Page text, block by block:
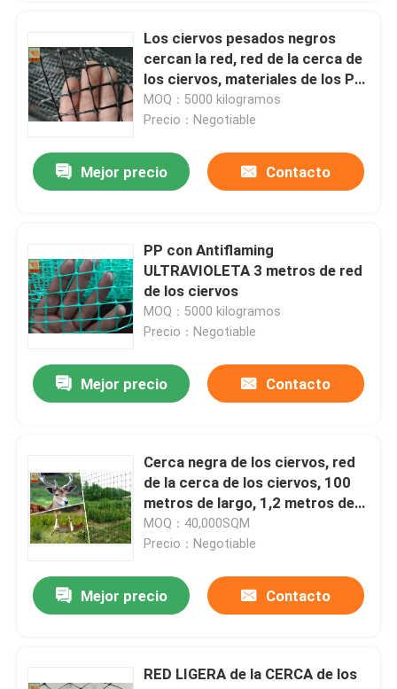
red de la malla del jardín
Red agrícola
Red de la acuicultura
Red plástica de la construcción
Red plástica de las aves de corral
red de la cerca de los ciervos
Los ciervos pesados negros
cercan la red, red de la cerca de
los ciervos, materiales de los PP
con ULTRAVIOLETA, 130GSM,
2,1 metros de alto
MOQ：5000 kilogramos
Precio：Negotiable
Mejor precio Contacto
PP con Antiflaming
ULTRAVIOLETA 3 metros de red
de los ciervos
MOQ：5000 kilogramos
Precio：Negotiable
Mejor precio Contacto
Cerca negra de los ciervos, red
de la cerca de los ciervos, 100
metros de largo, 1,2 metros de
alto, materiales de los PP
MOQ：40,000SQM
Precio：Negotiable
Mejor precio Contacto
RED LIGERA de la CERCA de los